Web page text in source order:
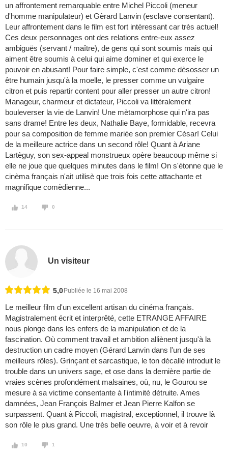
un affrontement remarquable entre Michel Piccoli (meneur
d'homme manipulateur) et Gèrard Lanvin (esclave consentant).
Leur affrontement dans le film est fort intèressant car très actuel!
Ces deux personnages ont des relations entre-eux assez
ambiguës (servant / maître), de gens qui sont soumis mais qui
aiment être soumis à celui qui aime dominer et qui exerce le
pouvoir en abusant! Pour faire simple, c'est comme dèsosser un
être humain jusqu'à la moelle, le presser comme un vulgaire
citron et puis repartir content pour aller presser un autre citron!
Manageur, charmeur et dictateur, Piccoli va littèralement
bouleverser la vie de Lanvin! Une mètamorphose qui n'ira pas
sans drame! Entre les deux, Nathalie Baye, formidable, recevra
pour sa composition de femme marièe son premier Cèsar! Celui
de la meilleure actrice dans un second rôle! Quant à Ariane
Lartèguy, son sex-appeal monstrueux opère beaucoup même si
elle ne joue que quelques minutes dans le film! On s'ètonne que le
cinèma français n'ait utilisè que trois fois cette attachante et
magnifique comèdienne...
14 0
Un visiteur
5,0 Publiée le 16 mai 2008
Le meilleur film d'un excellent artisan du cinéma français.
Magistralement écrit et interprêté, cette ETRANGE AFFAIRE
nous plonge dans les enfers de la manipulation et de la
fascination. Où comment travail et ambition alliènent jusqu'à la
destruction un cadre moyen (Gérard Lanvin dans l'un de ses
meilleurs rôles). Grinçant et sarcastique, le ton décallé introduit le
trouble dans un univers sage, et ose dans la dernière partie de
vraies scènes profondément malsaines, où, nu, le Gourou se
mesure à sa victime consentante à l'intimité détruite. Ames
damnées, Jean François Balmer et Jean Pierre Kalfon se
surpassent. Quant à Piccoli, magistral, exceptionnel, il trouve là
son rôle le plus grand. Une très belle oeuvre, à voir et à revoir
10 1